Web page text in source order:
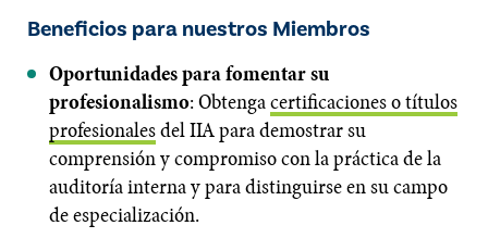
Beneficios para nuestros Miembros
Oportunidades para fomentar su
profesionalismo: Obtengacertificaciones o títulos
profesionalesdel IIA para demostrar su
comprensión y compromiso con la práctica de la
auditoría interna y para distinguirse en su campo
de especialización.